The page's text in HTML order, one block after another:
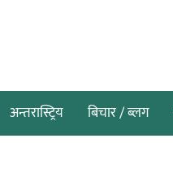
अन्तरास्ट्रिय बिचार / ब्लग